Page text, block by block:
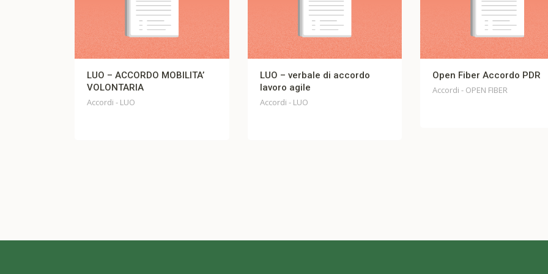
LUO – verbale di accordo
lavoro agile
Accordi - LUO
Open Fiber Accordo PDR
Accordi - OPEN FIBER
TI Trust Accordo Misure
Legge 223 / 91